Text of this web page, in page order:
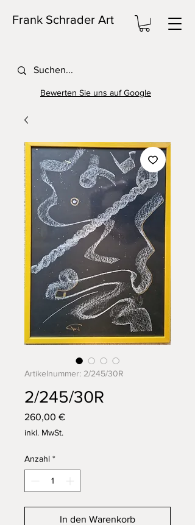
Frank Schrader Art
Bewerten Sie uns auf Google
Artikelnummer: 2/245/30R
2/245/30R
260,00 €Preis
inkl. MwSt.
Anzahl *
In den Warenkorb